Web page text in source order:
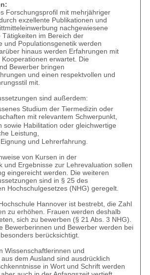
Forschungsprofil mit mehrjähriger
exzellente Publikationen und
nachgewiesene
Tätigkeiten im Bereich der
und Populationsgenetik werden
hinaus werden Erfahrungen mit
erwartet. Die
Bewerber bringen
und einen respektvollen und
mit.
sind außerdem:
Studium der Tiermedizin oder
mit relevantem Schwerpunkt,
sowie Habilitation oder gleichwertige
Leistung,
und Lehrerfahrung.
von Kursen in der
und Ergebnisse zur Lehrevaluation sollen
eingereicht werden. Die weiteren
sind in § 25 des
Hochschulgesetzes (NHG) geregelt.
Hannover ist bestrebt, die Zahl
zu erhöhen. Frauen werden deshalb
sich zu bewerben (§ 21 Abs. 3 NHG).
Bewerberinnen und Bewerber werden bei
berücksichtigt.
Wissenschaftlerinnen und
dem Ausland sind ausdrücklich
in Wort und Schrift werden